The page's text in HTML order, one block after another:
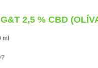
2,5 % CBD
ml